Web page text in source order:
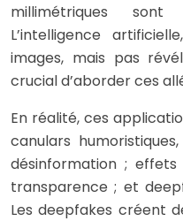
millimétriques
L’intelligence
images, mais pas
crucial d’aborder ces
En réalité, ces
canulars
désinformation ; effets
transparence ; et
Les deepfakes créent